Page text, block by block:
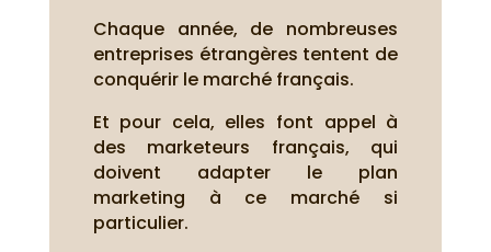
Chaque année, de nombreuses
entreprises étrangères tentent de
conquérir le marché français.
Et pour cela, elles font appel à
des marketeurs français, qui
doivent adapter le plan
marketing à ce marché si
particulier.